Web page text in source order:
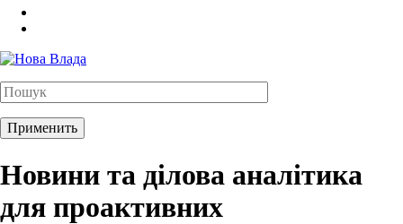
Новини та ділова аналітика
для проактивних